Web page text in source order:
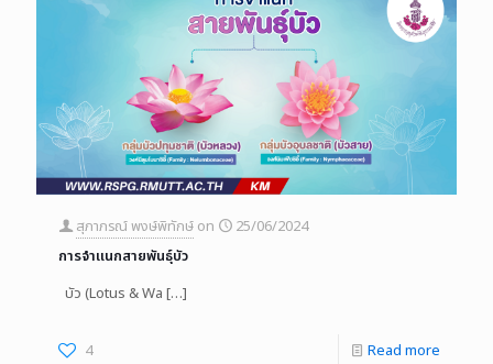
สุภาภรณ์ พงษ์พิทักษ์ on
25/06/2024
การจำแนกสายพันธุ์บัว
บัว (Lotus & Wa […]
4 Read more